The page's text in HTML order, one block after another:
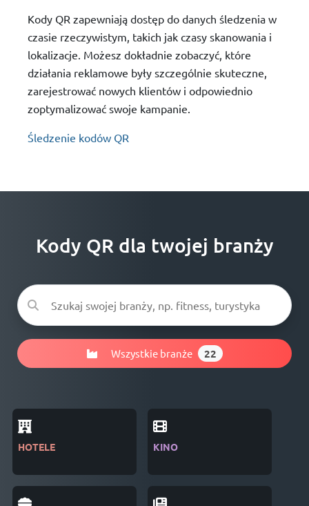
Kody QR zapewniają dostęp do danych śledzenia w
czasie rzeczywistym, takich jak czasy skanowania i
lokalizacje. Możesz dokładnie zobaczyć, które
działania reklamowe były szczególnie skuteczne,
zarejestrować nowych klientów i odpowiednio
zoptymalizować swoje kampanie.
Śledzenie kodów QR
Kody QR dla twojej branży
Wszystkie branże 22
HOTELE KINO